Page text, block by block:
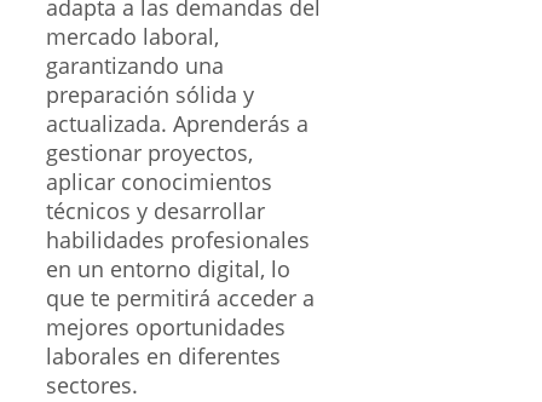
adapta a las demandas del
mercado laboral,
garantizando una
preparación sólida y
actualizada. Aprenderás a
gestionar proyectos,
aplicar conocimientos
técnicos y desarrollar
habilidades profesionales
en un entorno digital, lo
que te permitirá acceder a
mejores oportunidades
laborales en diferentes
sectores.